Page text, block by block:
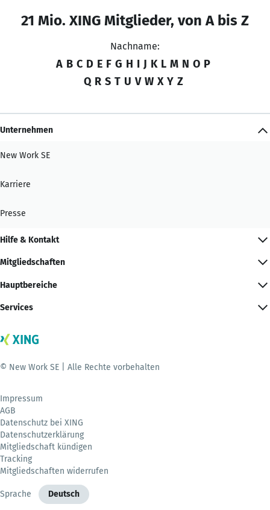
21 Mio. XING Mitglieder, von A bis Z
Nachname:
A B C D E F G H I J K L M N O P
Q R S T U V W X Y Z
Unternehmen
New Work SE
Karriere
Presse
Hilfe & Kontakt
Mitgliedschaften
Hauptbereiche
Services
© New Work SE | Alle Rechte vorbehalten
Impressum
AGB
Datenschutz bei XING
Datenschutzerklärung
Mitgliedschaft kündigen
Tracking
Mitgliedschaften widerrufen
Sprache Deutsch